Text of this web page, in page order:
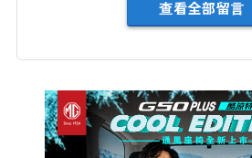
查看全部留言